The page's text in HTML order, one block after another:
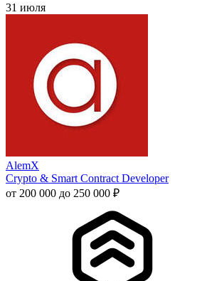
31 июля
AlemX
Crypto & Smart Contract Developer
от 200 000 до 250 000 ₽